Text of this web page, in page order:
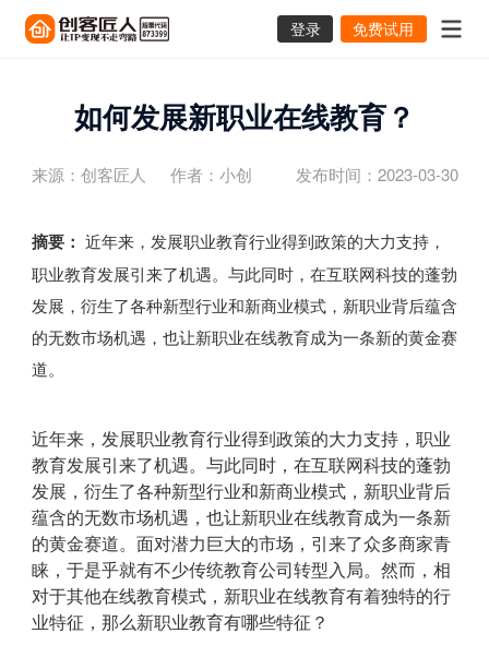
登录 免费试用
如何发展新职业在线教育？
来源：创客匠人 作者：小创 发布时间：2023-03-30
摘要： 近年来，发展职业教育行业得到政策的大力支持，
职业教育发展引来了机遇。与此同时，在互联网科技的蓬勃
发展，衍生了各种新型行业和新商业模式，新职业背后蕴含
的无数市场机遇，也让新职业在线教育成为一条新的黄金赛
道。
近年来，发展职业教育行业得到政策的大力支持，职业
教育发展引来了机遇。与此同时，在互联网科技的蓬勃
发展，衍生了各种新型行业和新商业模式，新职业背后
蕴含的无数市场机遇，也让新职业在线教育成为一条新
的黄金赛道。面对潜力巨大的市场，引来了众多商家青
睐，于是乎就有不少传统教育公司转型入局。然而，相
对于其他在线教育模式，新职业在线教育有着独特的行
业特征，那么新职业教育有哪些特征？